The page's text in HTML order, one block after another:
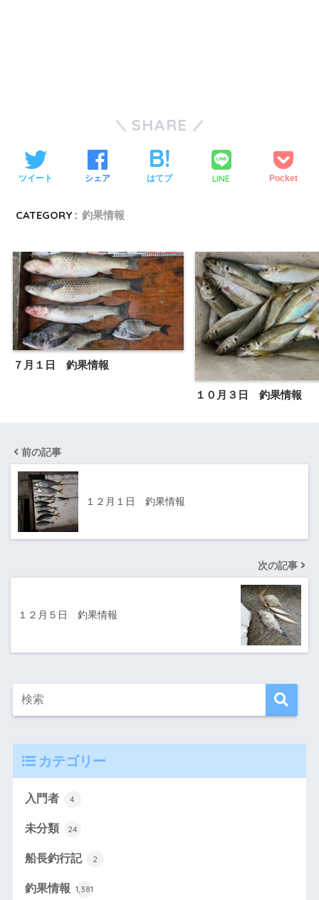
SHARE
ツイート シェア はてブ LINE Pocket
CATEGORY : 釣果情報
７月１日 釣果情報
１０月３日 釣果情報
前の記事
１２月１日 釣果情報
次の記事
１２月５日 釣果情報
カテゴリー
入門者 4
未分類 24
船長釣行記 2
釣果情報 1,381